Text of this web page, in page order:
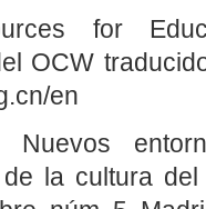
for
OCW
en
Nuevos
la cultura